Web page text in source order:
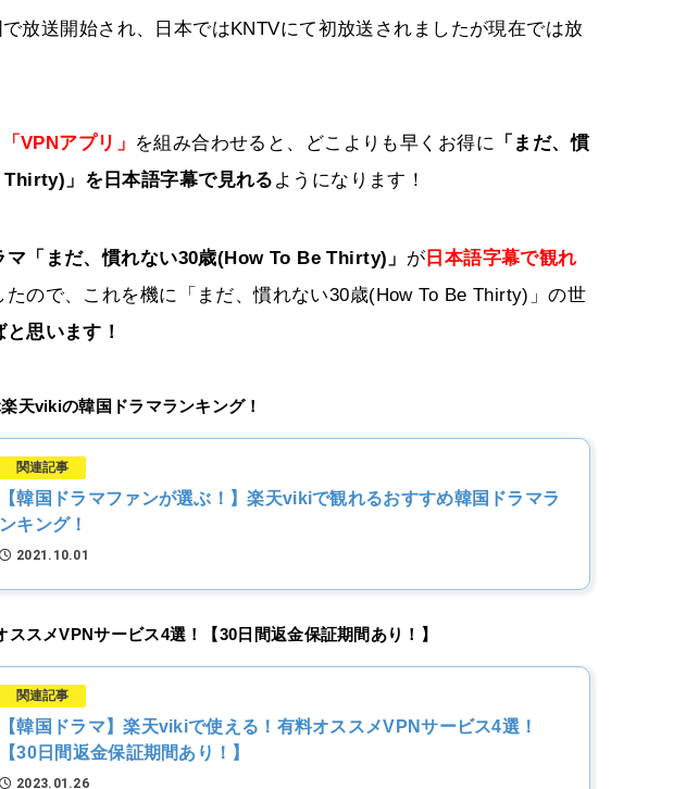
放送開始され、日本ではKNTVにて初放送されましたが現在では放
VPNアプリ」 を組み合わせると、どこよりも早くお得に 「まだ、慣
」を日本語字幕で見れる ようになります！
マ「まだ、慣れない30歳(How To Be Thirty)」 が 日本語字幕で観れ
たので、これを機に「まだ、慣れない30歳(How To Be Thirty)」の世
思います！
天vikiの韓国ドラマランキング！
関連記事
【韓国ドラマファンが選ぶ！】楽天vikiで観れるおすすめ韓国ドラマラ
ンキング！
2021.10.01
スメVPNサービス4選！【30日間返金保証期間あり！】
関連記事
【韓国ドラマ】楽天vikiで使える！有料オススメVPNサービス4選！
【30日間返金保証期間あり！】
2023.01.26